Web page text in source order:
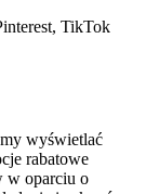
TikTok
wyświetlać
rabatowe
w oparciu o